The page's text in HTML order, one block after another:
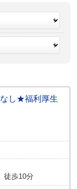
し★福利厚生
歩10分